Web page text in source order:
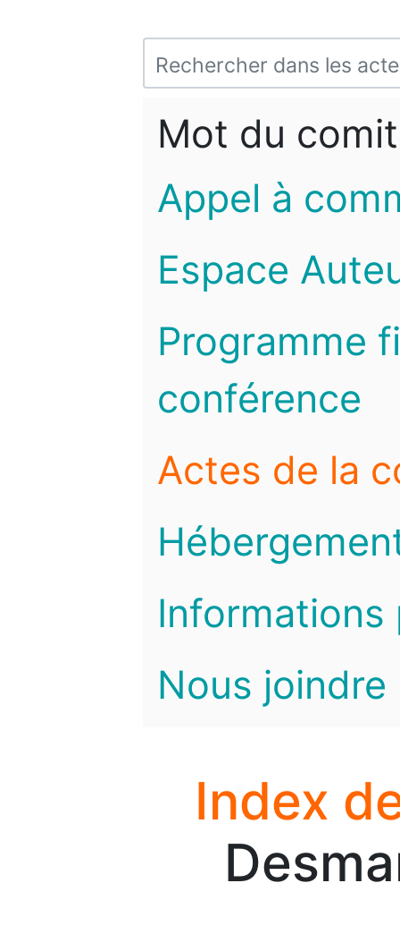
Mot du
Appel à
Espace
Programme
conférence
Actes de la
Informations
Nous joindre
Index